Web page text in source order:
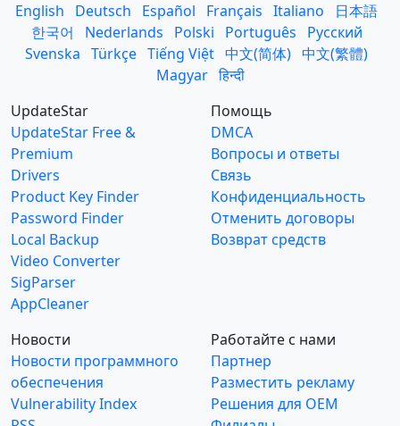
English Deutsch Español Français Italiano
日本語
한국어
Nederlands Polski Português
Русский
Svenska Türkçe Tiếng Việt 中文(简体) 中文(繁體)
Magyar हिन्दी
UpdateStar
UpdateStar Free &
Premium
Drivers
Product Key Finder
Password Finder
Local Backup
Video Converter
SigParser
AppCleaner
Помощь
DMCA
Вопросы и ответы
Связь
Конфиденциальность
Отменить договоры
Возврат средств
Новости
Новости программного
обеспечения
Vulnerability Index
Работайте с нами
Партнер
Разместить рекламу
Решения для OEM